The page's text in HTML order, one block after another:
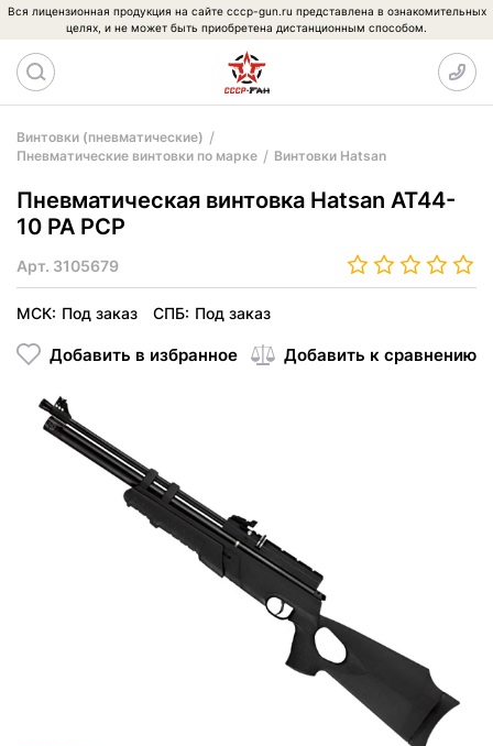
Вся лицензионная продукция на сайте cccp-gun.ru представлена в ознакомительных
целях, и не может быть приобретена дистанционным способом.
Винтовки (пневматические)
Пневматические винтовки по марке
Винтовки Hatsan
Пневматическая винтовка Hatsan AT44-
10 PA PCP
Арт. 3105679
МСК: Под заказ СПБ: Под заказ
Добавить в избранное Добавить к сравнению